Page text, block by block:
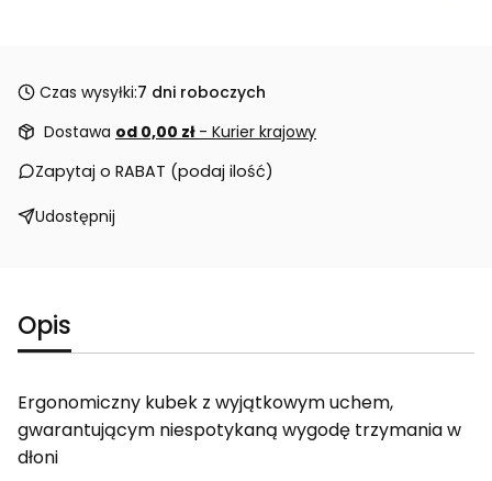
Czas wysyłki:7 dni roboczych
Dostawa od 0,00 zł - Kurier krajowy
Zapytaj o RABAT (podaj ilość)
Udostępnij
Opis
Ergonomiczny kubek z wyjątkowym uchem,
gwarantującym niespotykaną wygodę trzymania w
dłoni